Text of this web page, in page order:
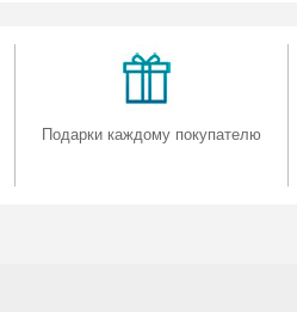
Подарки каждому покупателю